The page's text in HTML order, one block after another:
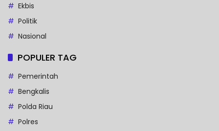
Ekbis
Politik
Nasional
POPULER TAG
Pemerintah
Bengkalis
Polda Riau
Polres